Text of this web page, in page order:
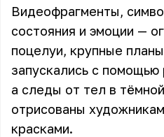
Видеофрагменты,
состояния и эмоции —
поцелуи, крупные
запускались с помощью
а следы от тел в
отрисованы
красками.